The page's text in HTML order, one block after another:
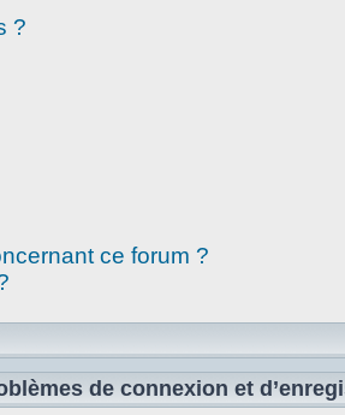
?
ce forum ?
de connexion et